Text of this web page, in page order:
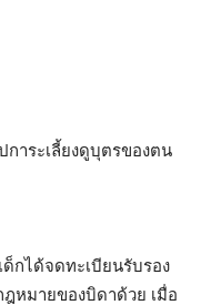
าระเลี้ยงดูบุตรของตน
กได้จดทะเบียนรับรอง
หมายของบิดาด้วย เมื่อ